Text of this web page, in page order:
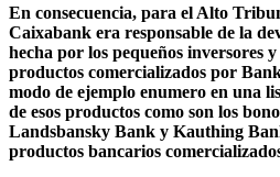
En consecuencia, para el Alto
Caixabank era responsable de la
hecha por los pequeños inversores
productos comercializados por
modo de ejemplo enumero en una
de esos productos como son los
Landsbansky Bank y Kauthing
productos bancarios